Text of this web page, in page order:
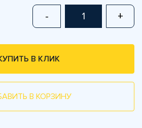
- +
В КЛИК
В КОРЗИНУ